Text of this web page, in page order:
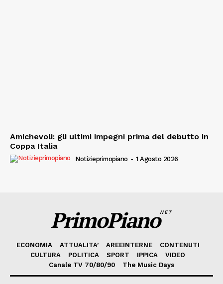
Amichevoli: gli ultimi impegni prima del debutto in
Coppa Italia
Notizieprimopiano - 1 Agosto 2026
PrimoPianoNET
ECONOMIA ATTUALITA’ AREEINTERNE
CONTENUTI
CULTURA
POLITICA SPORT IPPICA
VIDEO
Canale TV 70/80/90
The Music Days